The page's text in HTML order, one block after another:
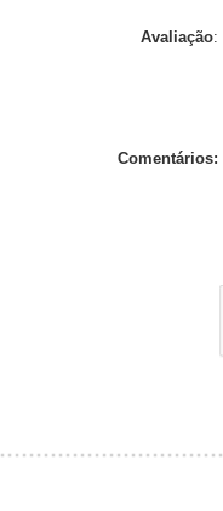
Avaliação:
Comentários: